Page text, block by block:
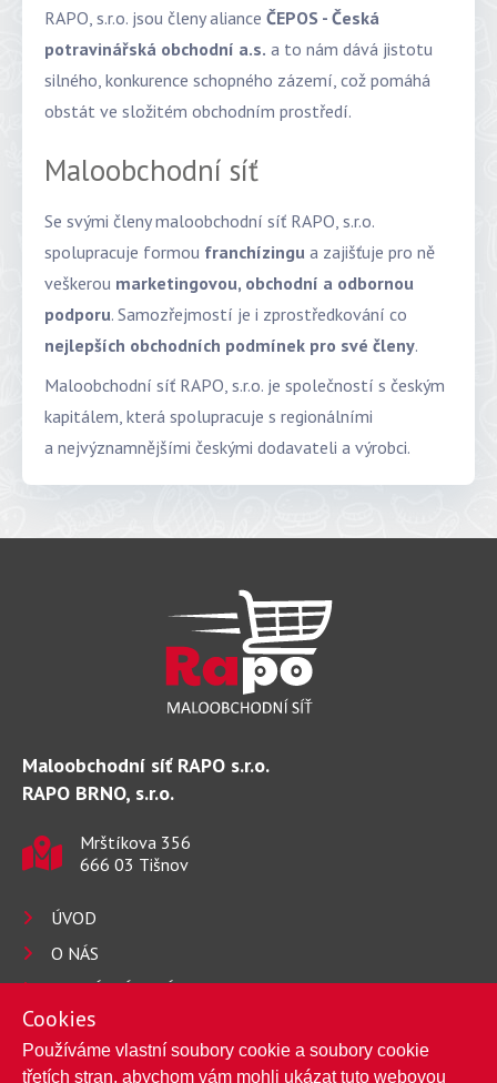
RAPO, s.r.o. jsou členy aliance ČEPOS - Česká
potravinářská obchodní a.s. a to nám dává jistotu
silného, konkurence schopného zázemí, což pomáhá
obstát ve složitém obchodním prostředí.
Maloobchodní síť
Se svými členy maloobchodní síť RAPO, s.r.o.
spolupracuje formou franchízingu a zajišťuje pro ně
veškerou marketingovou, obchodní a odbornou
podporu. Samozřejmostí je i zprostředkování co
nejlepších obchodních podmínek pro své členy.
Maloobchodní síť RAPO, s.r.o. je společností s českým
kapitálem, která spolupracuje s regionálními
a nejvýznamnějšími českými dodavateli a výrobci.
Maloobchodní síť RAPO s.r.o.
RAPO BRNO, s.r.o.
Mrštíkova 356
666 03 Tišnov
ÚVOD
O NÁS
AKTUÁLNÍ LETÁKY
PRODEJNY
KARIÉRA
Cookies
Používáme vlastní soubory cookie a soubory cookie
třetích stran, abychom vám mohli ukázat tuto webovou